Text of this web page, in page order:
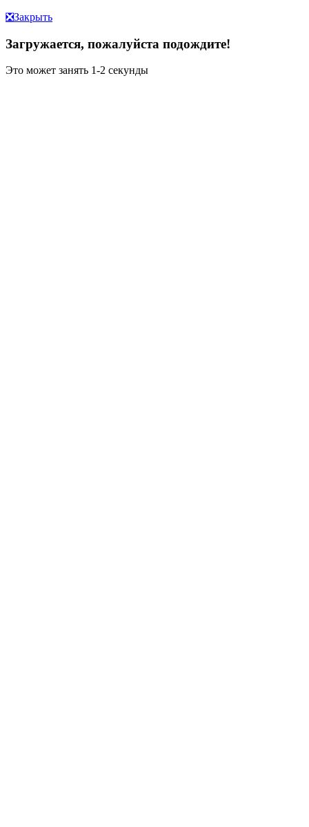
❎Закрыть
Загружается, пожалуйста подождите!
Это может занять 1-2 секунды